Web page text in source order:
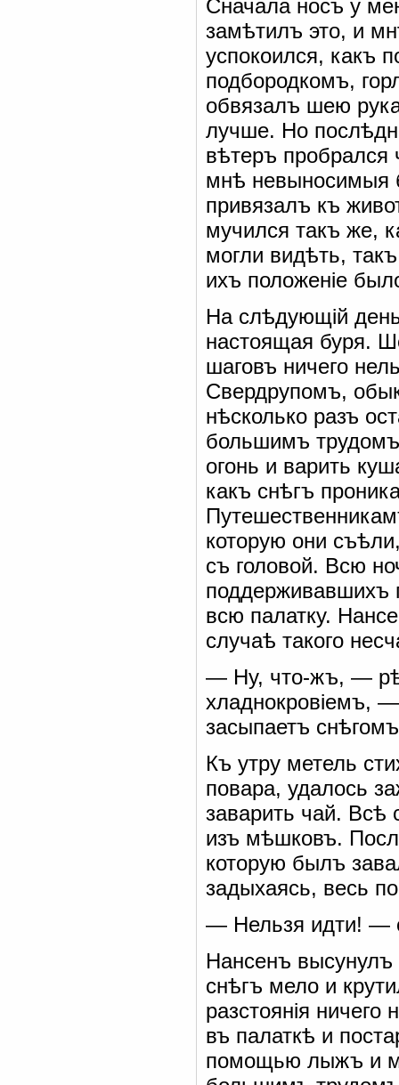
Сначала носъ у
замѣтилъ это, и
успокоился, какъ
подбородкомъ,
обвязалъ шею
лучше. Но
вѣтеръ пробрался
мнѣ невыносимыя
привязалъ къ
мучился такъ же,
могли видѣть,
ихъ положеніе
На слѣдующій
настоящая буря.
шаговъ ничего
Свердрупомъ,
нѣсколько разъ
большимъ трудомъ
огонь и варить
какъ снѣгъ
которую они
съ головой. Всю
поддерживавшихъ
всю палатку.
случаѣ такого
— Ну, что-жъ, —
хладнокровіемъ,
засыпаетъ
Къ утру метель
повара, удалось
заварить чай. Всѣ
изъ мѣшковъ.
которую былъ
задыхаясь, весь
— Нельзя идти! —
Нансенъ высунулъ
снѣгъ мело и
разстоянія
въ палаткѣ и
помощью лыжъ и